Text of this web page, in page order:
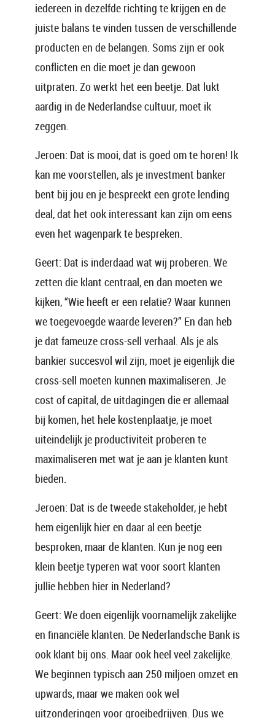
iedereen in dezelfde richting te krijgen en de
juiste balans te vinden tussen de verschillende
producten en de belangen. Soms zijn er ook
conflicten en die moet je dan gewoon
uitpraten. Zo werkt het een beetje. Dat lukt
aardig in de Nederlandse cultuur, moet ik
zeggen.
Jeroen: Dat is mooi, dat is goed om te horen! Ik
kan me voorstellen, als je investment banker
bent bij jou en je bespreekt een grote lending
deal, dat het ook interessant kan zijn om eens
even het wagenpark te bespreken.
Geert: Dat is inderdaad wat wij proberen. We
zetten die klant centraal, en dan moeten we
kijken, “Wie heeft er een relatie? Waar kunnen
we toegevoegde waarde leveren?” En dan heb
je dat fameuze cross-sell verhaal. Als je als
bankier succesvol wil zijn, moet je eigenlijk die
cross-sell moeten kunnen maximaliseren. Je
cost of capital, de uitdagingen die er allemaal
bij komen, het hele kostenplaatje, je moet
uiteindelijk je productiviteit proberen te
maximaliseren met wat je aan je klanten kunt
bieden.
Jeroen: Dat is de tweede stakeholder, je hebt
hem eigenlijk hier en daar al een beetje
besproken, maar de klanten. Kun je nog een
klein beetje typeren wat voor soort klanten
jullie hebben hier in Nederland?
Geert: We doen eigenlijk voornamelijk zakelijke
en financiële klanten. De Nederlandsche Bank is
ook klant bij ons. Maar ook heel veel zakelijke.
We beginnen typisch aan 250 miljoen omzet en
upwards, maar we maken ook wel
uitzonderingen voor groeibedrijven. Dus we